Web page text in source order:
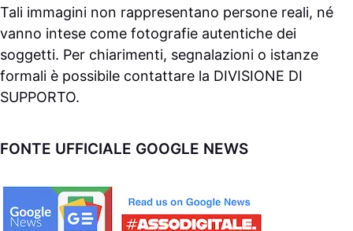
Tali immagini non rappresentano persone reali, né
vanno intese come fotografie autentiche dei
soggetti. Per chiarimenti, segnalazioni o istanze
formali è possibile contattare la DIVISIONE DI
SUPPORTO.
FONTE UFFICIALE GOOGLE NEWS